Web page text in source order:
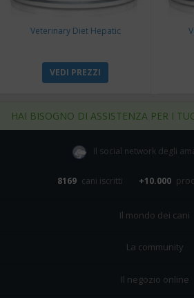
Veterinary Diet Hepatic
VEDI PREZZI
HAI BISOGNO DI ASSISTENZA PER I
Il social network degli
8169 cani iscritti +10.000
Il mondo dei cani
Tutte le razze
La community
Home
Il negozio online